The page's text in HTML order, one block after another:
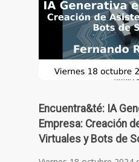
Encuentra&té: IA
Empresa: Creación
Virtuales y Bots de